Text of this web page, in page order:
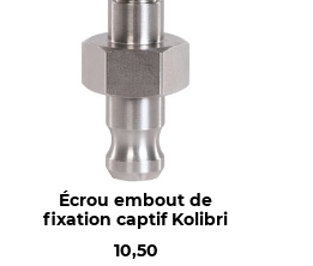
Écrou embout de
fixation captif Kolibri
10,50